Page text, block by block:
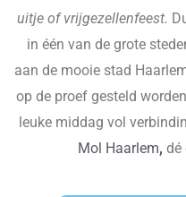
uitje of vrijgezellenfeest.
in één van de grote
aan de mooie stad
op de proef gesteld
leuke middag vol
Mol Haarlem, dé